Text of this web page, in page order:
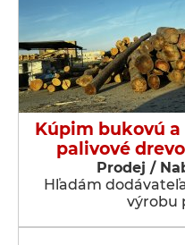
Kúpim bukovú
palivové
Prodej /
Hľadám
výrobu